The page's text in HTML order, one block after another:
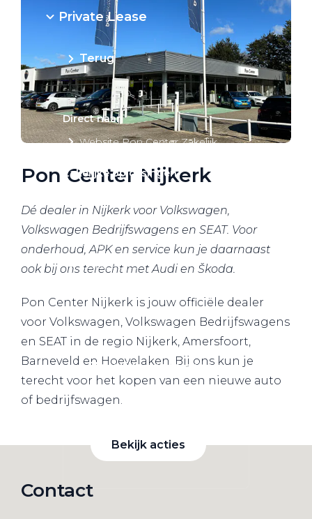
Private Lease
Terug
Direct naar
Website Pon Center Zakelijk
Zakelijke oplossingen
Leasevormen
Berijdersinfo
Lease acties
Zakelijke Lease acties
Profiteer van zakelijk
voordeel
Bekijk acties
Pon Center Nijkerk
Dé dealer in Nijkerk voor Volkswagen,
Volkswagen Bedrijfswagens en SEAT. Voor
onderhoud, APK en service kun je daarnaast
ook bij ons terecht met Audi en Škoda.
Pon Center Nijkerk is jouw officiële dealer
voor Volkswagen, Volkswagen Bedrijfswagens
en SEAT in de regio Nijkerk, Amersfoort,
Barneveld en Hoevelaken. Bij ons kun je
terecht voor het kopen van een nieuwe auto
of bedrijfswagen.
Contact